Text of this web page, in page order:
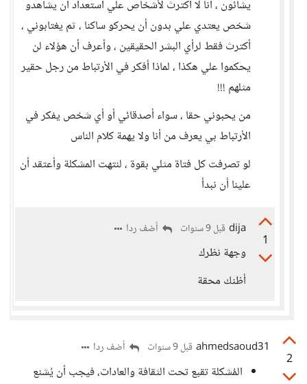
يشائون ، أنا لا أكترث لأشخاص علي أستعداد أن يشاهدو
شخص يعتدي علي بدون أن يحركو ساكنا ، ثم يغتابوني ،
أكترث فقط لرأي البشر الحقيقين ، وأعرف أن هؤلاء لن
يحكموا علي هكذا ، لماذا أفكر في الأرتباط من رجل حقير
مثلهم !!!
من يحبوني حقا ، سواء أصدقائي أو أي شخص يفكر في
الأرتباط بي يعرف من أنا ولا يهمة كلام الناس
لو تصرفت كل فتاة مثلي بقوة ، لنتهت المشكلة وأعتقد أن
علينا أن نبدأ
1
dija قبل 9 سنوات أضف ردا
وجهة نظرك
أظنك محقة
2
ahmedsaoud31 قبل 9 سنوات أضف ردا
المُشكلة تقبع تحت الثقافة والعادات، فيجب أن يُشنع